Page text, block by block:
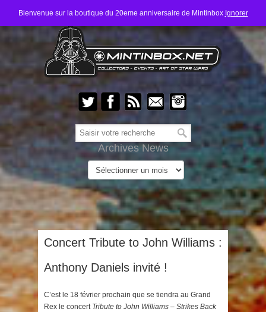
Bienvenue sur la boutique du 20eme anniversaire de Mintinbox Ignorer
Archives News
Concert Tribute to John Williams :
Anthony Daniels invité !
C’est le 18 février prochain que se tiendra au Grand
Rex le concert Tribute to John Williams – Strikes Back